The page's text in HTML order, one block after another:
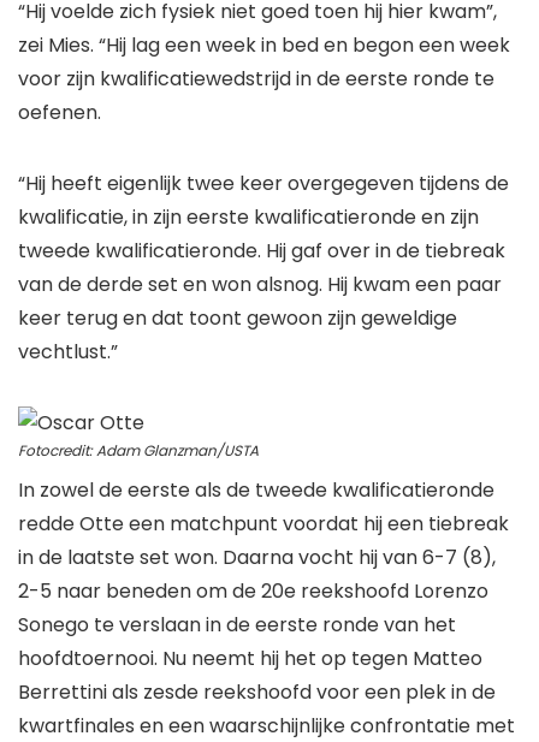
“Hij voelde zich fysiek niet goed toen hij hier kwam”,
zei Mies. “Hij lag een week in bed en begon een week
voor zijn kwalificatiewedstrijd in de eerste ronde te
oefenen.
“Hij heeft eigenlijk twee keer overgegeven tijdens de
kwalificatie, in zijn eerste kwalificatieronde en zijn
tweede kwalificatieronde. Hij gaf over in de tiebreak
van de derde set en won alsnog. Hij kwam een ​​paar
keer terug en dat toont gewoon zijn geweldige
vechtlust.”
Fotocredit: Adam Glanzman/USTA
In zowel de eerste als de tweede kwalificatieronde
redde Otte een matchpunt voordat hij een tiebreak
in de laatste set won. Daarna vocht hij van 6-7 (8),
2-5 naar beneden om de 20e reekshoofd Lorenzo
Sonego te verslaan in de eerste ronde van het
hoofdtoernooi. Nu neemt hij het op tegen Matteo
Berrettini als zesde reekshoofd voor een plek in de
kwartfinales en een waarschijnlijke confrontatie met